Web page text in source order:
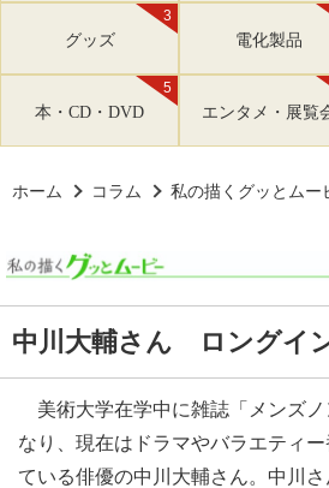
3
グッズ 電化製品
5
本・CD・DVD エンタメ・展覧
ホーム コラム 私の描くグッとムー
中川大輔さん ロングイ
美術大学在学中に雑誌「メンズノ
なり、現在はドラマやバラエティ
ている俳優の中川大輔さん。中川